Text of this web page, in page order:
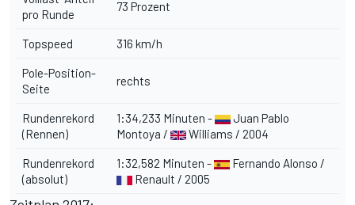
pro Runde
73 Prozent
Topspeed 316 km/h
Pole-Position-
Seite
rechts
Rundenrekord
(Rennen)
1:34,233 Minuten -
Juan Pablo
Montoya /
Williams / 2004
Rundenrekord
(absolut)
1:32,582 Minuten -
Fernando Alonso /
Renault / 2005